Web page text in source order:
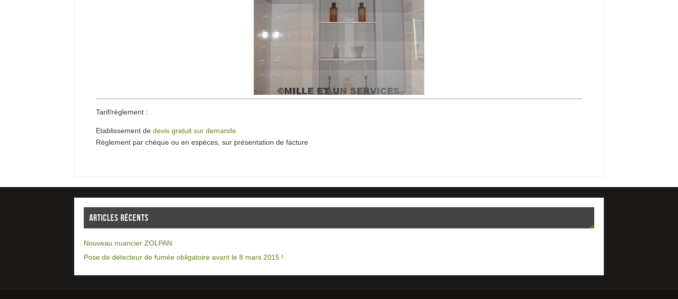
Tarif/règlement :
Etablissement de devis gratuit sur demande
Règlement par chèque ou en espèces, sur présentation de facture
ARTICLES RÉCENTS
Nouveau nuancier ZOLPAN
Pose de détecteur de fumée obligatoire avant le 8 mars 2015 !